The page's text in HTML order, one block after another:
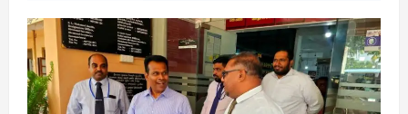
g
a
t
i